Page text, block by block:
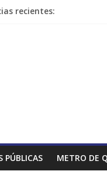
recientes:
PÚBLICAS METRO DE